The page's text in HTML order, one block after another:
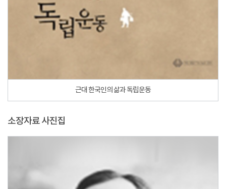
근대 한국인의 삶과 독립운동
소장자료 사진집